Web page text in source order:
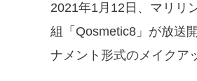
2021年1月12日、マリリ
組「Qosmetic8」が放送
ナメント形式のメイクア